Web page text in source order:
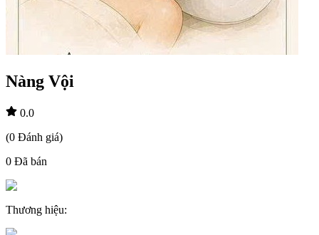
Nàng Vội
0.0
(0 Đánh giá)
0 Đã bán
Thương hiệu: